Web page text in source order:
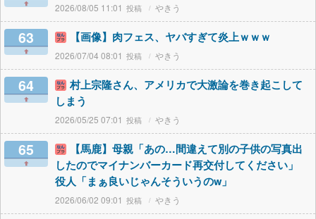
2026/08/05 11:01 やきう
63 【画像】肉フェス、ヤバすぎて炎上ｗｗｗ
2026/07/04 08:01 やきう
64
村上宗隆さん、アメリカで大激論を巻き起こして
しまう
2026/05/25 07:01 やきう
65
【馬鹿】母親「あの…間違えて別の子供の写真出
したのでマイナンバーカード再交付してください」
役人「まぁ良いじゃんそういうのw」
2026/06/02 09:01 やきう